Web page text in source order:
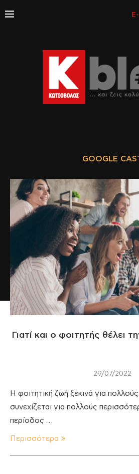
GOOGLE
Γιατί και ο φοιτητής θέλει
29/07/2022
Η φοιτητική ζωή ξεκινά για
συνεχίζεται για πολλούς
περίοδος …
Περισσότερα